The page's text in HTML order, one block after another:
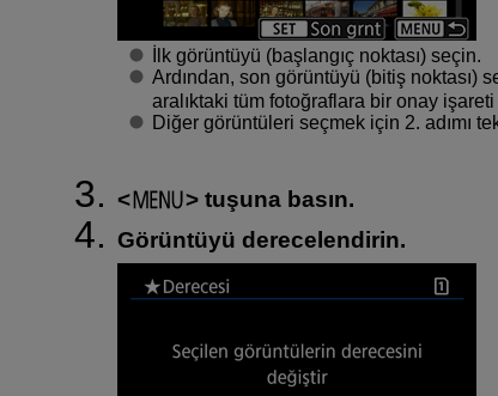
İlk görüntüyü (başlangıç noktası) seçin.
Ardından, son görüntüyü (bitiş noktası)
aralıktaki tüm fotoğraflara bir onay işareti
Diğer görüntüleri seçmek için 2. adımı
tuşuna basın.
Görüntüyü derecelendirin.